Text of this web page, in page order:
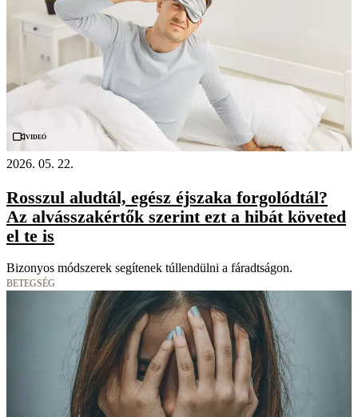
Videó
2026. 05. 22.
Rosszul aludtál, egész éjszaka forgolódtál?
Az alvásszakértők szerint ezt a hibát követed
el te is
Bizonyos módszerek segítenek túllendülni a fáradtságon.
BETEGSÉG